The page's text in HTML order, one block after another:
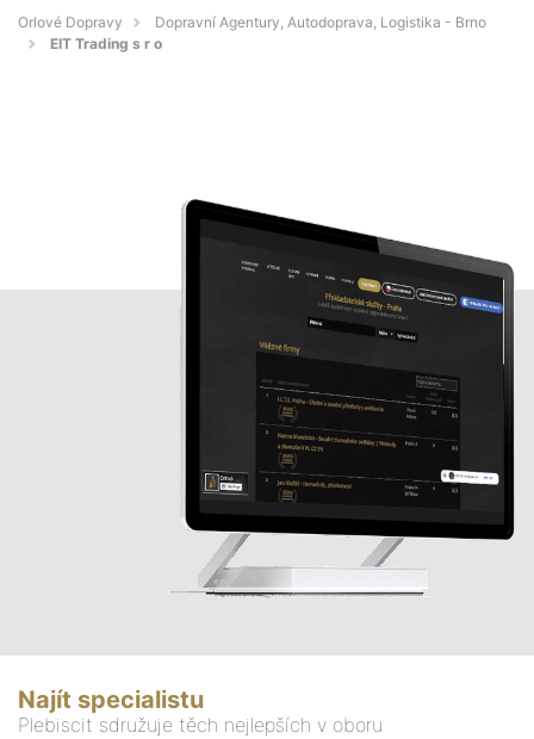
Orlové Dopravy
Dopravní Agentury, Autodoprava, Logistika - Brno
EIT Trading s r o
Najít specialistu
Plebiscit sdružuje těch nejlepších v oboru